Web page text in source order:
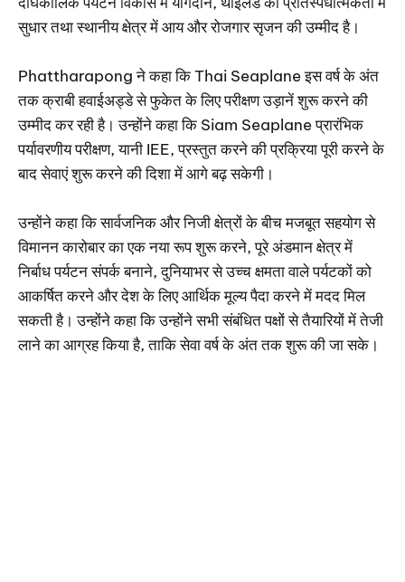
सुधार तथा स्थानीय क्षेत्र में आय और रोजगार सृजन की उम्मीद है।
Phattharapong ने कहा कि Thai Seaplane इस वर्ष के अंत
तक क्राबी हवाईअड्डे से फुकेत के लिए परीक्षण उड़ानें शुरू करने की
उम्मीद कर रही है। उन्होंने कहा कि Siam Seaplane प्रारंभिक
पर्यावरणीय परीक्षण, यानी IEE, प्रस्तुत करने की प्रक्रिया पूरी करने के
बाद सेवाएं शुरू करने की दिशा में आगे बढ़ सकेगी।
उन्होंने कहा कि सार्वजनिक और निजी क्षेत्रों के बीच मजबूत सहयोग से
विमानन कारोबार का एक नया रूप शुरू करने, पूरे अंडमान क्षेत्र में
निर्बाध पर्यटन संपर्क बनाने, दुनियाभर से उच्च क्षमता वाले पर्यटकों को
आकर्षित करने और देश के लिए आर्थिक मूल्य पैदा करने में मदद मिल
सकती है। उन्होंने कहा कि उन्होंने सभी संबंधित पक्षों से तैयारियों में तेजी
लाने का आग्रह किया है, ताकि सेवा वर्ष के अंत तक शुरू की जा सके।